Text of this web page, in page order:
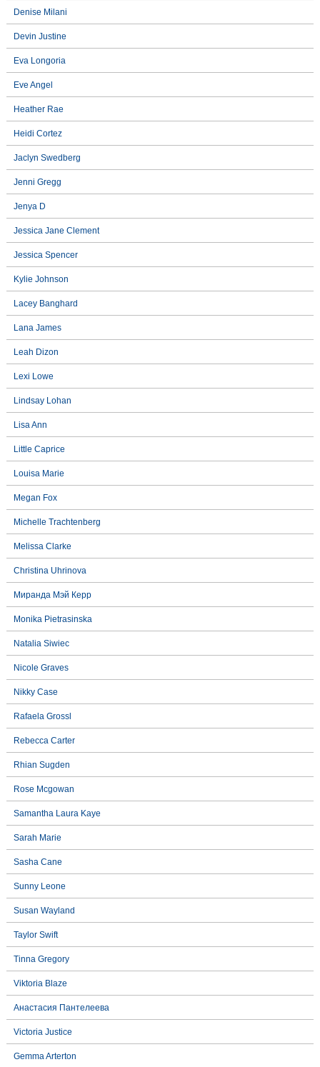
Denise Milani
Devin Justine
Eva Longoria
Eve Angel
Heather Rae
Heidi Cortez
Jaclyn Swedberg
Jenni Gregg
Jenya D
Jessica Jane Clement
Jessica Spencer
Kylie Johnson
Lacey Banghard
Lana James
Leah Dizon
Lexi Lowe
Lindsay Lohan
Lisa Ann
Little Caprice
Louisa Marie
Megan Fox
Michelle Trachtenberg
Melissa Clarke
Christina Uhrinova
Миранда Мэй Керр
Monika Pietrasinska
Natalia Siwiec
Nicole Graves
Nikky Case
Rafaela Grossl
Rebecca Carter
Rhian Sugden
Rose Mcgowan
Samantha Laura Kaye
Sarah Marie
Sasha Cane
Sunny Leone
Susan Wayland
Taylor Swift
Tinna Gregory
Viktoria Blaze
Анастасия Пантелеева
Victoria Justice
Gemma Arterton